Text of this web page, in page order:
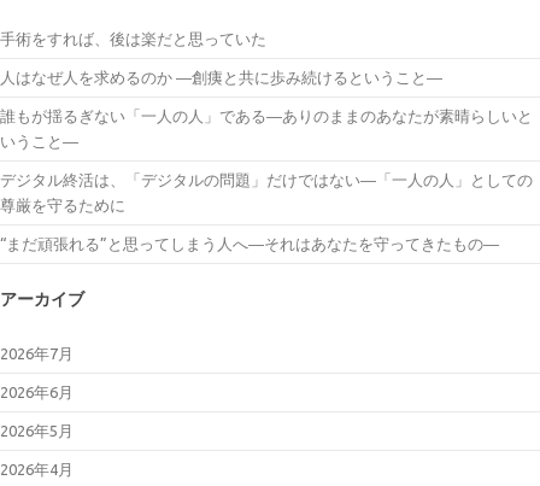
手術をすれば、後は楽だと思っていた
人はなぜ人を求めるのか ―創痍と共に歩み続けるということ―
誰もが揺るぎない「一人の人」である―ありのままのあなたが素晴らしいと
いうこと―
デジタル終活は、「デジタルの問題」だけではない―「一人の人」としての
尊厳を守るために
“まだ頑張れる”と思ってしまう人へ―それはあなたを守ってきたもの―
アーカイブ
2026年7月
2026年6月
2026年5月
2026年4月